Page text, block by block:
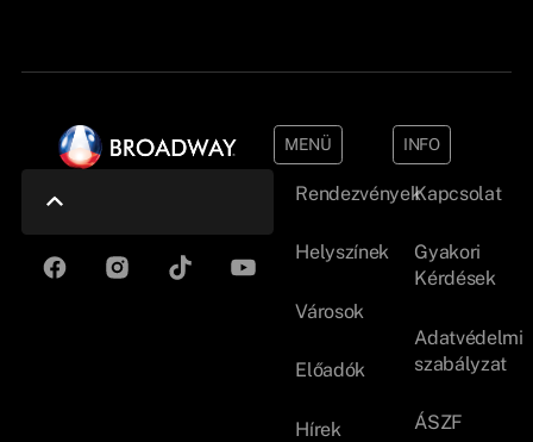
MENÜ
Rendezvények
Helyszínek
Városok
Előadók
Hírek
INFO
Kapcsolat
Gyakori
Kérdések
Adatvédelmi
szabályzat
ÁSZF